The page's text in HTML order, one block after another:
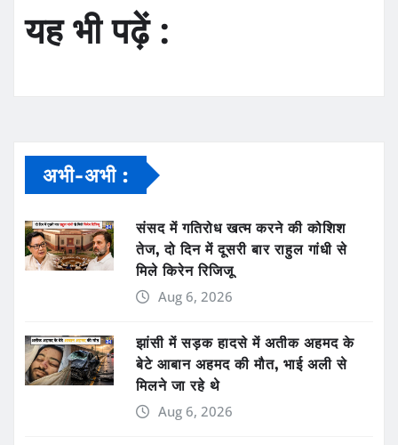
यह भी पढ़ें :
अभी-अभी :
संसद में गतिरोध खत्म करने की कोशिश
तेज, दो दिन में दूसरी बार राहुल गांधी से
मिले किरेन रिजिजू
Aug 6, 2026
झांसी में सड़क हादसे में अतीक अहमद के
बेटे आबान अहमद की मौत, भाई अली से
मिलने जा रहे थे
Aug 6, 2026